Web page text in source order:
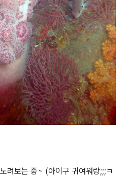
려보는 중~ (아이구 귀여워랑;;;ㅋ